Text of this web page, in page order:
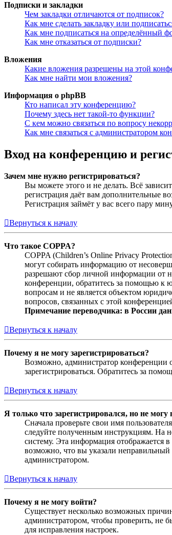
Подписки и закладки
Чем закладки отличаются от подписок?
Как мне сделать закладку или
Как мне подписаться на определённый
Как мне отказаться от подписки?
Вложения
Какие вложения разрешены на этой
Как мне найти мои вложения?
Информация о phpBB
Кто написал эту конференцию?
Почему здесь нет такой-то функции?
С кем можно связаться по вопросу
Как мне связаться с администратором
Вход на конференцию и
Зачем мне нужно регистрироваться?
Вы можете этого и не делать. Всё
регистрация даёт вам дополнительные
Регистрация займёт у вас всего пару
Вернуться к началу
Что такое COPPA?
COPPA (Children’s Online Privacy
могут собирать информацию от
разрешают сбор личной информации от
конференции, обратитесь за помощью к
вопросам и не является объектом
вопросов, связанных с этой
Примечание переводчика: в России
Вернуться к началу
Почему я не могу зарегистрироваться?
Возможно, администратор конференции
зарегистрироваться. Обратитесь за
Вернуться к началу
Я только что зарегистрировался, но не могу
Сначала проверьте свои имя
следуйте полученным инструкциям. На
систему. Эта информация отображается
возможно, что вы указали неправильный
администратором.
Вернуться к началу
Почему я не могу войти?
Существует несколько возможных
администратором, чтобы проверить, не
для исправления настроек.